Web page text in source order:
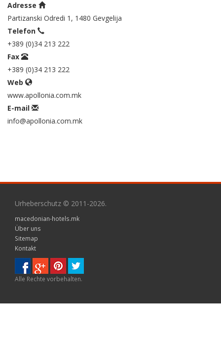
Adresse
Partizanski Odredi 1, 1480 Gevgelija
Telefon
+389 (0)34 213 222
Fax
+389 (0)34 213 222
Web
www.apollonia.com.mk
E-mail
info@apollonia.com.mk
Urheberschutz © 2011-2026.
macedonian-hotels.mk
Über uns
Sitemap
Kontakt
Alle Rechte vorbehalten.